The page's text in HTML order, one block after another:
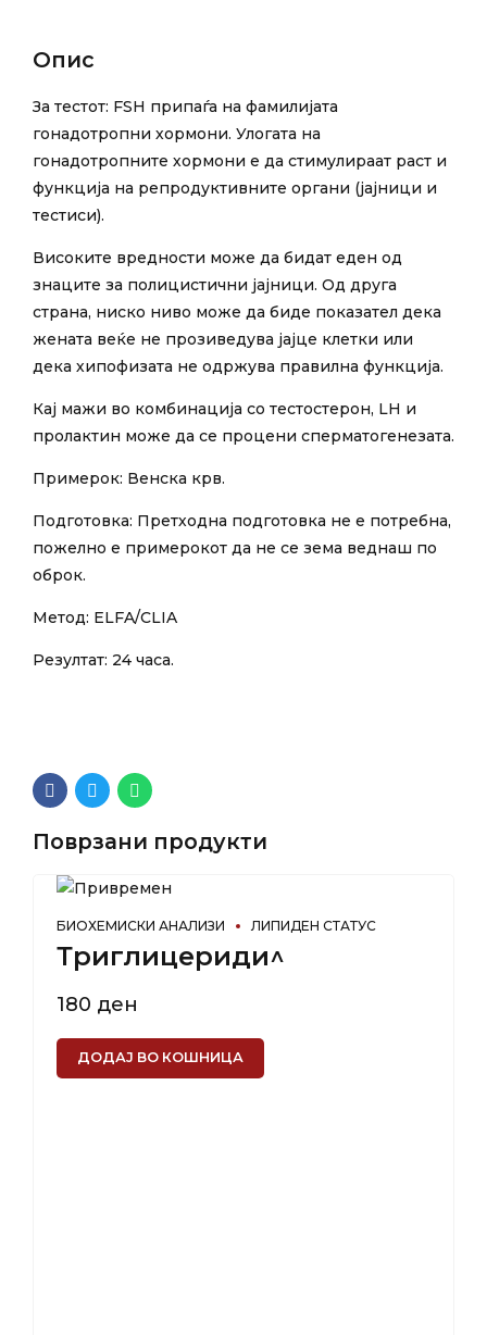
Опис
За тестот: FSH припаѓа на фамилијата
гонадотропни хормони. Улогата на
гонадотропните хормони е да стимулираат раст и
функција на репродуктивните органи (јајници и
тестиси).
Високите вредности може да бидат еден од
знаците за полицистични јајници. Од друга
страна, ниско ниво може да биде показател дека
жената веќе не прозиведува јајце клетки или
дека хипофизата не одржува правилна функција.
Кај мажи во комбинација со тестостерон, LH и
пролактин може да се процени сперматогенезата.
Примерок: Венска крв.
Подготовка: Претходна подготовка не е потребна,
пожелно е примерокот да не се зема веднаш по
оброк.
Метод: ELFA/CLIA
Резултат: 24 часа.
Поврзани продукти
БИОХЕМИСКИ АНАЛИЗИ ЛИПИДЕН СТАТУС
Триглицериди^
180 ден
ДОДАЈ ВО КОШНИЦА